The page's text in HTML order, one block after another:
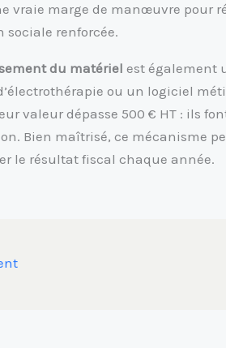
vraie marge de manœuvre pour
sociale renforcée.
du matériel est également
ou un logiciel
valeur dépasse 500 € HT : ils
Bien maîtrisé, ce mécanisme
le résultat fiscal chaque année.